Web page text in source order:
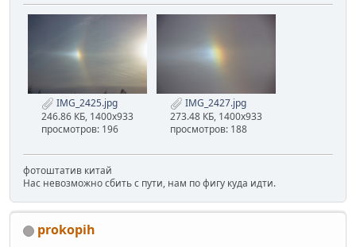
IMG_2425.jpg
246.86 КБ, 1400x933
просмотров: 196
IMG_2427.jpg
273.48 КБ, 1400x933
просмотров: 188
фотоштатив китай
Нас невозможно сбить с пути, нам по фигу куда идти.
prokopih